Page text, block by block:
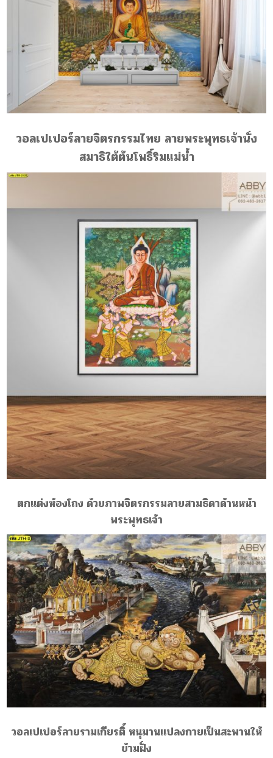
วอลเปเปอร์ลายจิตรกรรมไทย ลายพระพุทธเจ้านั่ง
สมาธิใต้ต้นโพธิ์ริมแม่น้ำ
ตกแต่งห้องโถง ด้วยภาพจิตรกรรมลายสามธิดาด้านหน้า
พระพุทธเจ้า
วอลเปเปอร์ลายรามเกียรติ์ หนุมานแปลงกายเป็นสะพานให้
ข้ามฝั่ง